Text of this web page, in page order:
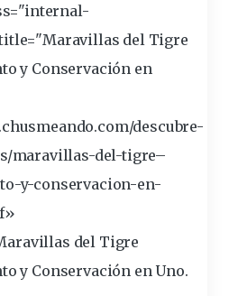
del Tigre
y Conservación en
descubre-
maravillas-del-tigre–
-y-conservacion-en-
del Tigre
y Conservación en Uno.